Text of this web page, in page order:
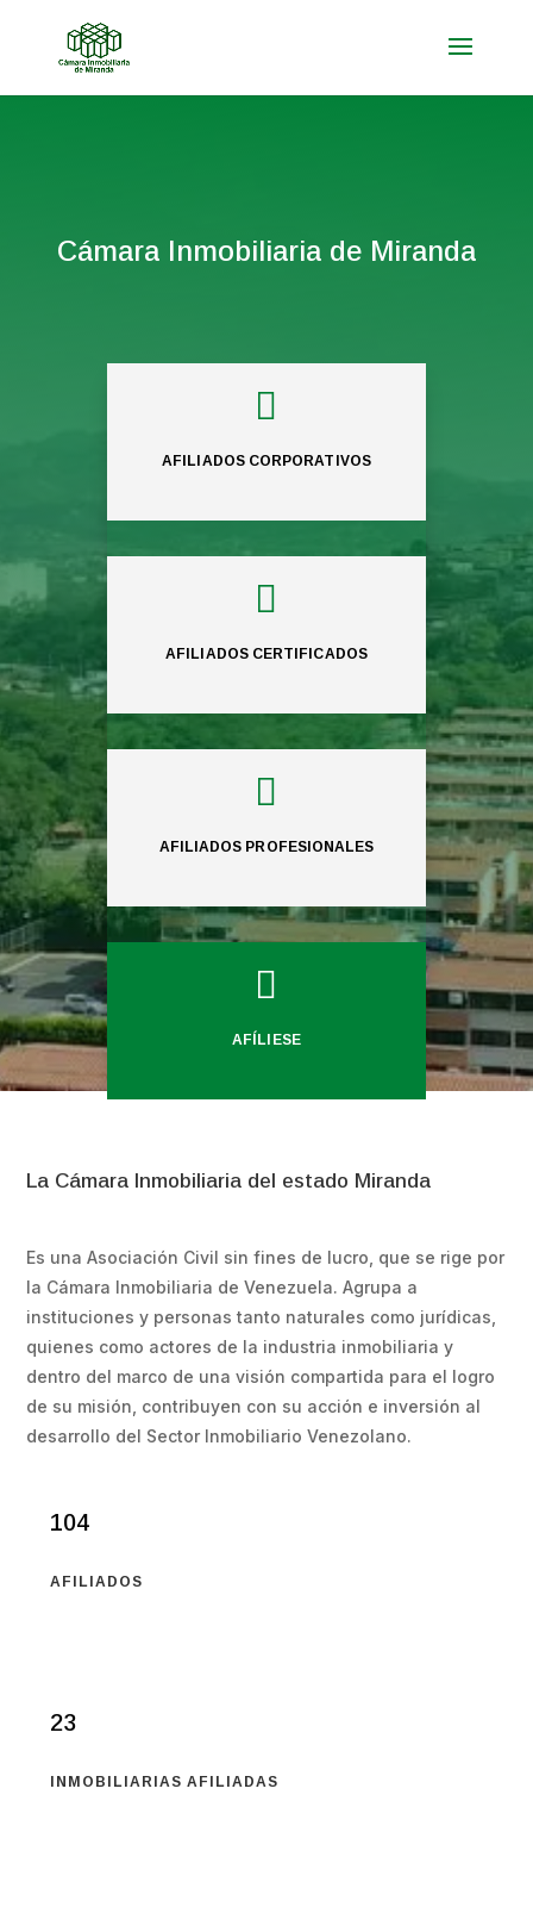
Cámara Inmobiliaria de Miranda

AFILIADOS CORPORATIVOS

AFILIADOS CERTIFICADOS

AFILIADOS PROFESIONALES

AFÍLIESE
La Cámara Inmobiliaria del estado Miranda
Es una Asociación Civil sin fines de lucro, que se rige por
la Cámara Inmobiliaria de Venezuela. Agrupa a
instituciones y personas tanto naturales como jurídicas,
quienes como actores de la industria inmobiliaria y
dentro del marco de una visión compartida para el logro
de su misión, contribuyen con su acción e inversión al
desarrollo del Sector Inmobiliario Venezolano.
104
AFILIADOS
23
INMOBILIARIAS AFILIADAS